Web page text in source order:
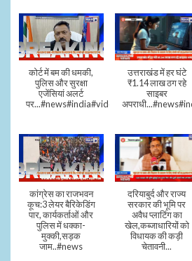
कोर्ट में बम की धमकी,
पुलिस और सुरक्षा
एजेंसियां अलर्ट
पर...#news#india#video#viral
उत्तराखंड में हर घंटे
₹1.14 लाख ठग रहे
साइबर
कांग्रेस का राजभवन
कूच:3 लेयर बैरिकेडिंग
पार, कार्यकर्ताओं और
पुलिस में धक्का-
मुक्की,सड़क
जाम..#news
दरियाबुर्द और राज्य
सरकार की भूमि पर
अवैध प्लाटिंग का
खेल,कब्जाधारियों को
विधायक की कड़ी
चेतावनी...